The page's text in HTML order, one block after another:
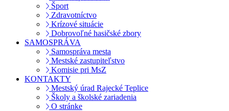
Šport
Zdravotníctvo
Krízové situácie
Dobrovoľné hasičské zbory
SAMOSPRÁVA
Samospráva mesta
Mestské zastupiteľstvo
Komisie pri MsZ
KONTAKTY
Mestský úrad Rajecké Teplice
Školy a školské zariadenia
O stránke